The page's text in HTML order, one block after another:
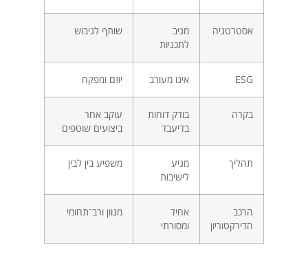
אסטרטגיה
מגיב
לתכניות
שותף לגיבוש
ESG אינו מעורב יוזם ומפקח
בקרה
בודק דוחות
בדיעבד
עוקב אחר
ביצועים שוטפים
תהליך
מגיע
לישיבות
משפיע בין לבין
הרכב
הדירקטוריון
אחיד
ומסורתי
מגוון ורב־תחומי